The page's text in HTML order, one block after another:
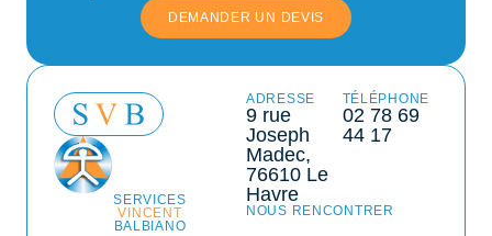
DEMANDER UN DEVIS
SERVICES
VINCENT
BALBIANO
ADRESSE
9 rue
Joseph
Madec,
76610 Le
Havre
TÉLÉPHONE
02 78 69
44 17
NOUS RENCONTRER